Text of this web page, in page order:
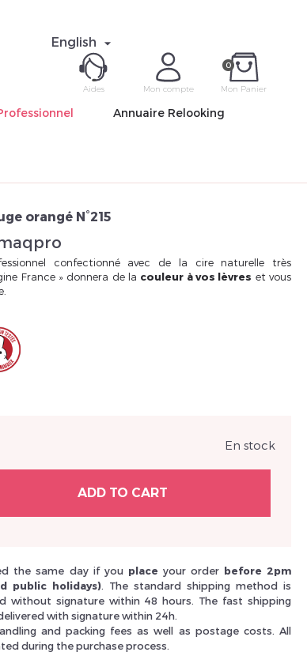
English 
0
Mon Panier
Mon compte
Mot de
réinitialiser
Aides
Annuaire Relooking
orangé N°215
confectionné avec de la cire naturelle très
France » donnera de la couleur à vos lèvres et vous
En stock
ADD TO CART
the same day if youplaceyour orderbefore 2pm
public holidays) . The standard shipping method is
without signature within 48 hours. The fast shipping
with signature within 24h.
and packing fees as well as postage costs. All
during the purchase process.